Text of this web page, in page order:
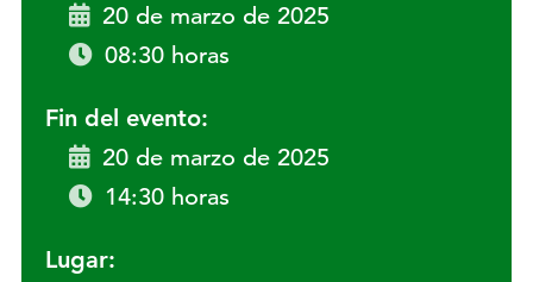
20 de marzo de 2025
08:30 horas
Fin del evento:
20 de marzo de 2025
14:30 horas
Lugar: